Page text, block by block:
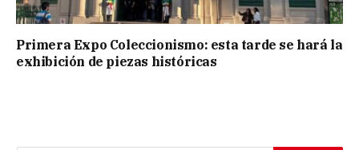
Primera Expo Coleccionismo: esta tarde se hará la
exhibición de piezas históricas